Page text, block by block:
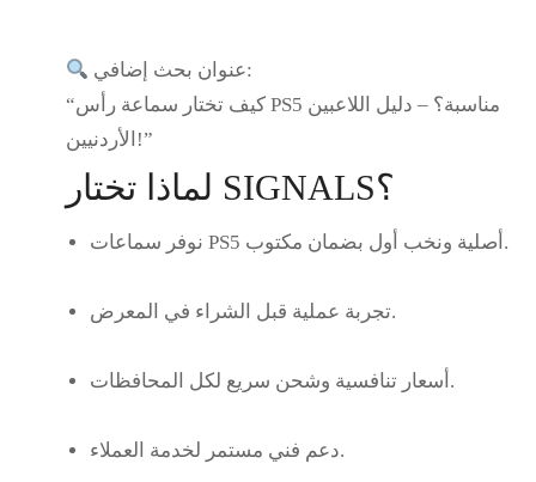
عنوان بحث إضافي:
“كيف تختار سماعة رأس PS5 مناسبة؟ – دليل اللاعبين
الأردنيين!”
لماذا تختار SIGNALS؟
نوفر سماعات PS5 أصلية ونخب أول بضمان مكتوب.
تجربة عملية قبل الشراء في المعرض.
أسعار تنافسية وشحن سريع لكل المحافظات.
دعم فني مستمر لخدمة العملاء.